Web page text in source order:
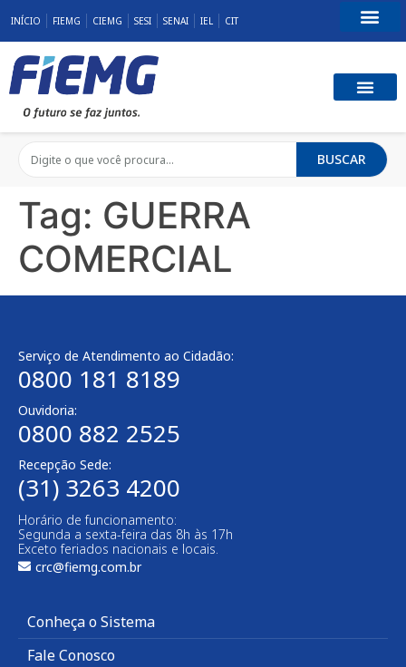
INÍCIO FIEMG CIEMG SESI SENAI IEL CIT
BUSCAR
Tag: GUERRA
COMERCIAL
Serviço de Atendimento ao Cidadão:
0800 181 8189
Ouvidoria:
0800 882 2525
Recepção Sede:
(31) 3263 4200
Horário de funcionamento:
Segunda a sexta-feira das 8h às 17h
Exceto feriados nacionais e locais.
crc@fiemg.com.br
Conheça o Sistema
Fale Conosco